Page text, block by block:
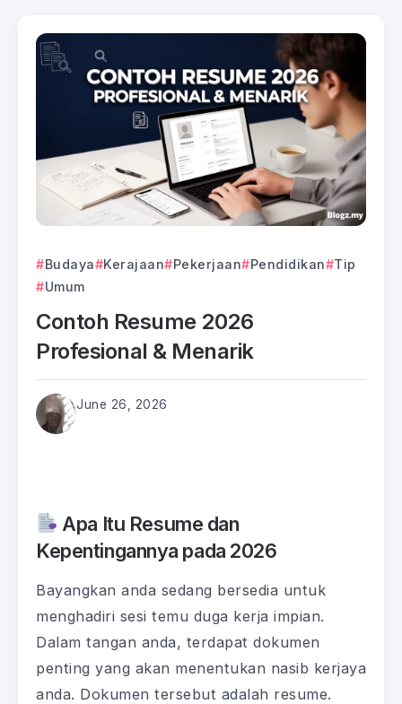
Budaya Kerajaan Pekerjaan Pendidikan
Tip
Umum
Contoh Resume 2026
Profesional & Menarik
June 26, 2026
Apa Itu Resume dan
Kepentingannya pada 2026
Bayangkan anda sedang bersedia untuk
menghadiri sesi temu duga kerja impian.
Dalam tangan anda, terdapat dokumen
penting yang akan menentukan nasib kerjaya
anda. Dokumen tersebut adalah resume.